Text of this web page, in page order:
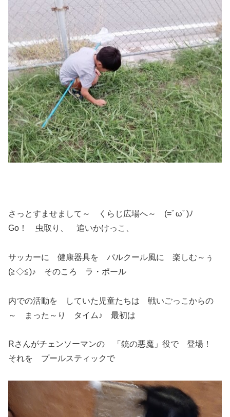
さっとすませまして～ くらじ広場へ～ (=ﾟωﾟ)ﾉ
Go！ 虫取り、 追いかけっこ、
サッカーに 健康器具を パルクール風に 楽しむ～ぅ
(≧◇≦)♪ そのころ ラ・ポール
内での活動を していた児童たちは 戦いごっこからの
～ まった～り タイム♪ 最初は
Rさんがチェンソーマンの 「銃の悪魔」役で 登場！
それを プールスティックで